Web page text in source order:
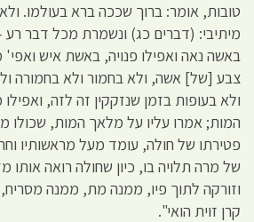
טובות, אומר: ברוך שככה ברא בעולמו.
מיתיבי: (דברים כג) ונשמרת מכל דבר רע
באשה נאה ואפילו פנויה, באשת איש ואפי'
צבע [של] אשה, ולא בחמור ולא בחמורה
ולא בעופות בזמן שנזקקין זה לזה,
המות; אמרו עליו על מלאך המות, שכולו
פטירתו של חולה, עומד מעל מראשותיו
של מרה תלויה בו, כיון שחולה רואה אותו
וזורקה לתוך פיו, ממנה מת, ממנה מסריח,
קרן זוית הואי".